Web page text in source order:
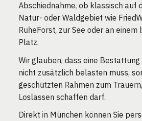
Abschiednahme, ob klassisch auf
Natur- oder Waldgebiet wie
RuheForst, zur See oder an einem
Platz.
Wir glauben, dass eine Bestattung
nicht zusätzlich belasten muss,
geschützten Rahmen zum
Loslassen schaffen darf.
Direkt in München können Sie